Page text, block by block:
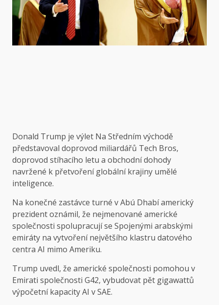
Donald Trump je výlet Na Středním východě
představoval doprovod miliardářů Tech Bros,
doprovod stíhacího letu a obchodní dohody
navržené k přetvoření globální krajiny umělé
inteligence.
Na konečné zastávce turné v Abú Dhabí americký
prezident oznámil, že nejmenované americké
společnosti spolupracují se Spojenými arabskými
emiráty na vytvoření největšího klastru datového
centra AI mimo Ameriku.
Trump uvedl, že americké společnosti pomohou v
Emirati společnosti G42, vybudovat pět gigawattů
výpočetní kapacity AI v SAE.